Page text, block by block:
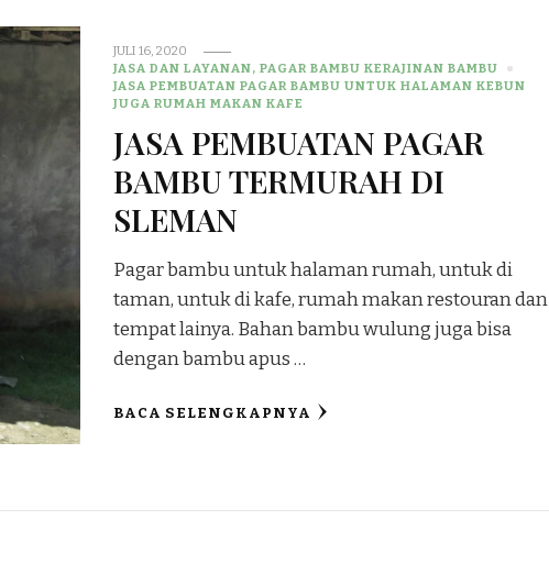
JULI 16, 2020
JASA DAN LAYANAN, PAGAR BAMBU KERAJINAN BAMBU
JASA PEMBUATAN PAGAR BAMBU UNTUK HALAMAN KEBUN
JUGA RUMAH MAKAN KAFE
JASA PEMBUATAN PAGAR
BAMBU TERMURAH DI
SLEMAN
Pagar bambu untuk halaman rumah, untuk di
taman, untuk di kafe, rumah makan restouran dan
tempat lainya. Bahan bambu wulung juga bisa
dengan bambu apus …
BACA SELENGKAPNYA